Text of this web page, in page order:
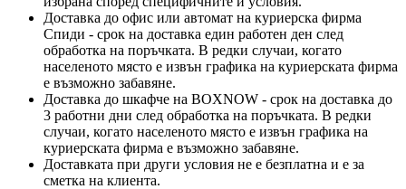
Доставка до офис или автомат на куриерска фирма
Спиди - срок на доставка един работен ден след
обработка на поръчката. В редки случаи, когато
населеното място е извън графика на куриерската фирма
е възможно забавяне.
Доставка до шкафче на BOXNOW - срок на доставка до
3 работни дни след обработка на поръчката. В редки
случаи, когато населеното място е извън графика на
куриерската фирма е възможно забавяне.
Доставката при други условия не е безплатна и е за
сметка на клиента.